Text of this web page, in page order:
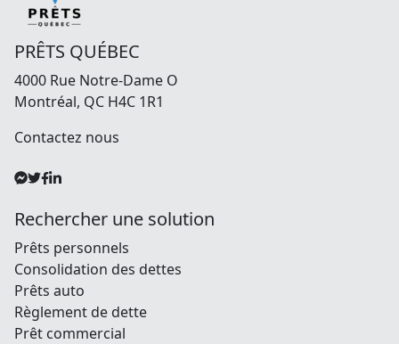
PRÊTS QUÉBEC
4000 Rue Notre-Dame O
Montréal, QC H4C 1R1
Contactez nous
Rechercher une solution
Prêts personnels
Consolidation des dettes
Prêts auto
Règlement de dette
Prêt commercial